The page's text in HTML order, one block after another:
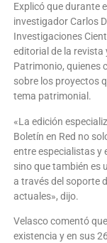
Explicó que durante
investigador Carlos
Investigaciones
editorial de la revista
Patrimonio, quienes
sobre los proyectos
tema patrimonial.
«La edición
Boletín en Red no
entre especialistas y
sino que también es
a través del soporte
actuales», dijo.
Velasco comentó
existencia y en sus